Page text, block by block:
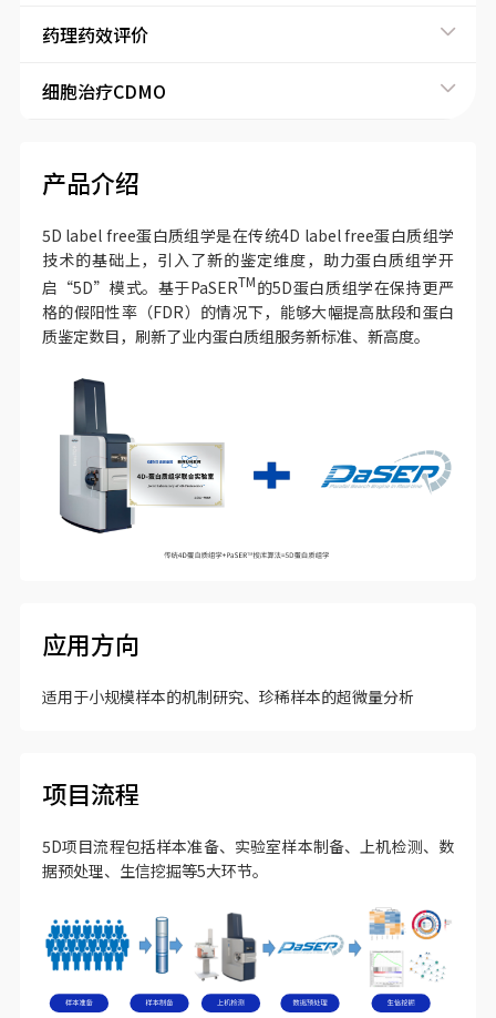
药理药效评价
细胞治疗CDMO
产品介绍
5D label free蛋白质组学是在传统4D label free蛋白质组学
技术的基础上，引入了新的鉴定维度，助力蛋白质组学开
启“5D”模式。基于PaSERTM的5D蛋白质组学在保持更严
格的假阳性率（FDR）的情况下，能够大幅提高肽段和蛋白
质鉴定数目，刷新了业内蛋白质组服务新标准、新高度。
应用方向
适用于小规模样本的机制研究、珍稀样本的超微量分析
项目流程
5D项目流程包括样本准备、实验室样本制备、上机检测、数
据预处理、生信挖掘等5大环节。